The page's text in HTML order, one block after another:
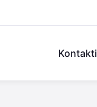
Kontakti